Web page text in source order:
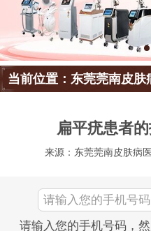
当前位置：东莞莞南皮肤
扁平疣患者
来源：东莞莞南皮肤病
请输入您的手机号码，